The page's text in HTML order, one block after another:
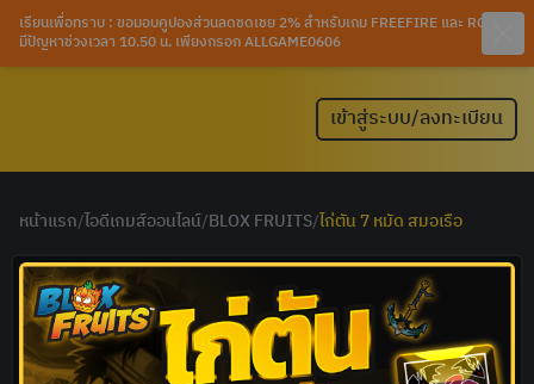
เรียนเพื่อทราบ : ขอมอบคูปองส่วนลดชดเชย 2% สำหรับเกม FREEFIRE และ ROV ที่
มีปัญหาช่วงเวลา 10.50 น. เพียงกรอก ALLGAME0606
เข้าสู่ระบบ/ลงทะเบียน
หน้าแรก/ไอดีเกมส์ออนไลน์/BLOX FRUITS/ไก่ตัน 7 หมัด สมอเรือ